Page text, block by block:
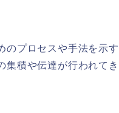
のプロセスや手法を示す
集積や伝達が行われてき